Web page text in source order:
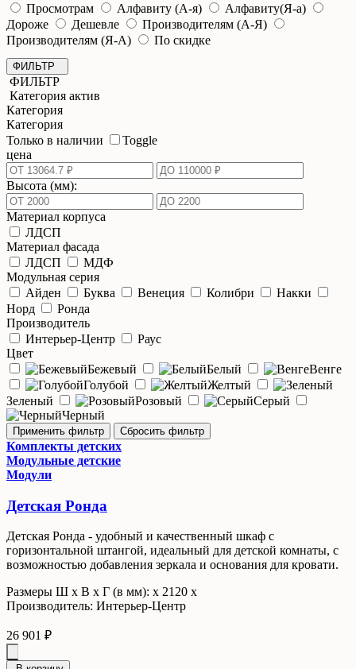
Просмотрам
Алфавиту (А-я)
Алфавиту(Я-а)
Дороже
Дешевле
Производителям (А-Я)
Производителям (Я-А)
По скидке
ФИЛЬТР
ФИЛЬТР
Категория актив
Категория
Категория
Только в наличии
Toggle
цена
Высота (мм):
Материал корпуса
ЛДСП
Материал фасада
ЛДСП
МДФ
Модульная серия
Айден
Буква Венеция Колибри
Накки
Норд
Ронда
Производитель
Интерьер-Центр
Раус
Цвет
Бежевый
Белый
Венге
Голубой
Желтый
Зеленый
Розовый
Серый
Черный
Комплекты детских
Модульные детские
Модули
Детская Ронда
Детская Ронда - удобный и качественный шкаф с
горизонтальной штангой, идеальный для детской комнаты, с
возможностью добавления зеркала и основания для кровати.
Размеры Ш x В x Г (в мм): х 2120 х
Производитель: Интерьер-Центр
26 901 ₽